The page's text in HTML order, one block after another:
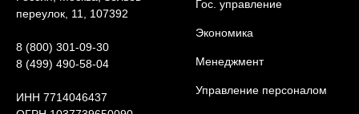
переулок, 11, 107392
8 (800) 301-09-30
8 (499) 490-58-04
ИНН 7714046437
Гос. управление
Экономика
Менеджмент
Управление персоналом